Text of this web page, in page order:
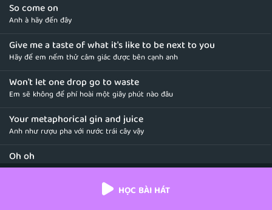
So come on
Anh à hãy đến đây
Give me a taste of what it's like to be next to you
Hãy để em nếm thử cảm giác được bên cạnh anh
Won't let one drop go to waste
Em sẽ không để phí hoài một giây phút nào đâu
Your metaphorical gin and juice
Anh như rượu pha với nước trái cây vậy
Oh oh
Oh oh
'Cause all of the downs and the uppers
HỌC BÀI HÁT